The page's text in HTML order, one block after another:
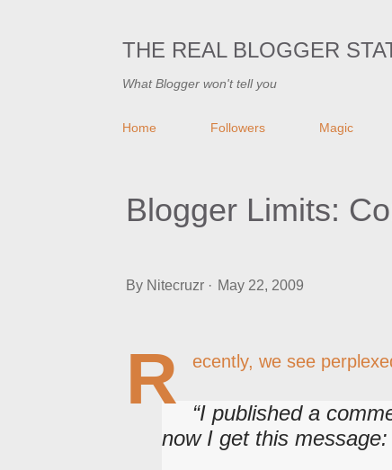
THE REAL BLOGGER
What Blogger won't tell you
Home Followers Magic
Blogger Limits:
By Nitecruzr May 22, 2009
R ecently, we see
I published a
now I get this message: